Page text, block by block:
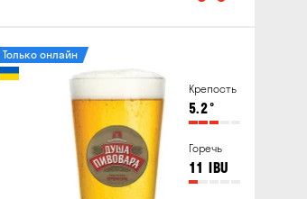
Крепость
5.2°
Горечь
11 IBU
Только онлайн